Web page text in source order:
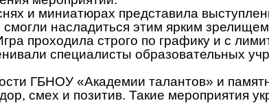
и миниатюрах представила
насладиться этим ярким
проходила строго по графику и с
специалисты образовательных
ГБНОУ «Академии талантов» и
смех и позитив. Такие мероприятия